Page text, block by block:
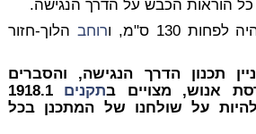
כבשעל הדרך הנגישה.
130 ס"מ, ו רוחב הלוך-חזור
תכנון הדרך הנגישה, והסברים
אנוש, מצויים בתקנים
1918.1
להיות על שולחנו של המתכנן בכל